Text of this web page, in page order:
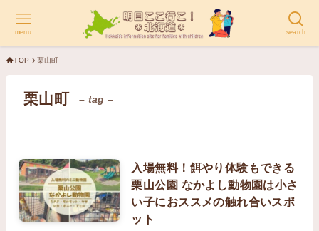
search
menu
TOP 栗山町
栗山町 – tag –
入場無料！餌やり体験もできる
栗山公園 なかよし動物園は小さ
い子におススメの触れ合いスポ
ット